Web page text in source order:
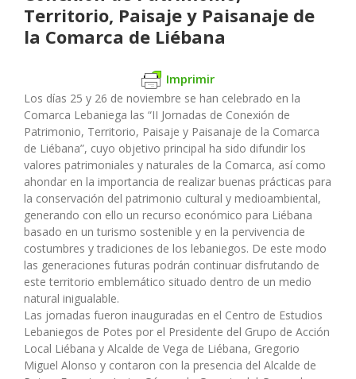
Territorio, Paisaje y Paisanaje de
la Comarca de Liébana
Imprimir
Los días 25 y 26 de noviembre se han celebrado en la
Comarca Lebaniega las “II Jornadas de Conexión de
Patrimonio, Territorio, Paisaje y Paisanaje de la Comarca
de Liébana”, cuyo objetivo principal ha sido difundir los
valores patrimoniales y naturales de la Comarca, así como
ahondar en la importancia de realizar buenas prácticas para
la conservación del patrimonio cultural y medioambiental,
generando con ello un recurso económico para Liébana
basado en un turismo sostenible y en la pervivencia de
costumbres y tradiciones de los lebaniegos. De este modo
las generaciones futuras podrán continuar disfrutando de
este territorio emblemático situado dentro de un medio
natural inigualable.
Las jornadas fueron inauguradas en el Centro de Estudios
Lebaniegos de Potes por el Presidente del Grupo de Acción
Local Liébana y Alcalde de Vega de Liébana, Gregorio
Miguel Alonso y contaron con la presencia del Alcalde de